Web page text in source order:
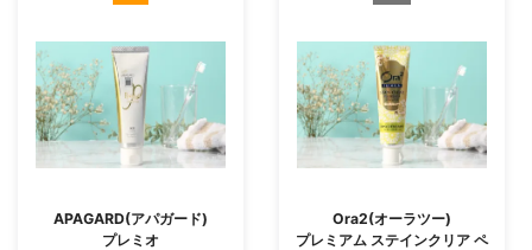
APAGARD(アパガード)
プレミオ
Ora2(オーラツー)
プレミアム ステインクリア ペ